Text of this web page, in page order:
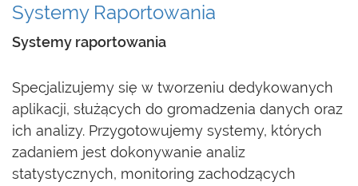
Systemy Raportowania
Systemy raportowania
Specjalizujemy się w tworzeniu dedykowanych
aplikacji, służących do gromadzenia danych oraz
ich analizy. Przygotowujemy systemy, których
zadaniem jest dokonywanie analiz
statystycznych, monitoring zachodzących